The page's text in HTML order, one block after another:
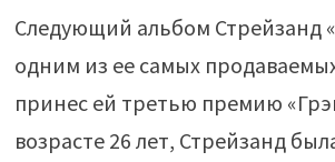
Следующий альбом Стрейзанд
одним из ее самых
принес ей третью премию
возрасте 26 лет, Стрейзанд